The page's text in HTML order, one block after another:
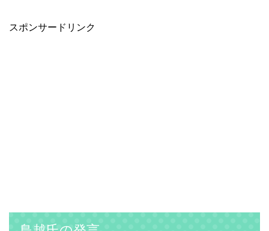
スポンサードリンク